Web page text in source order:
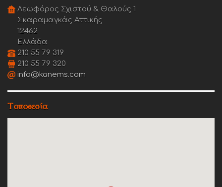
Λεωφόρος Σχιστού & Θαλούς 1
Σκαραμαγκάς Αττικής
12462
Ελλάδα
210 55 79 319
210 55 79 320
info@kanems.com
Τοποθεσία